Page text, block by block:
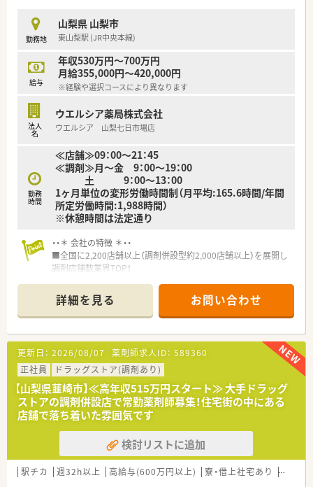
時短勤務ができるよう変更予定です。
■年間休日が120日とワークライフバランスが整っています
■日用品から常備薬まで、従業員割引制度など嬉しいメリットも
たくさんあります！
勤務地
山梨県 山梨市
東山梨駅 (JR中央本線)
給与
年収530万円～700万円
月給355,000円～420,000円
※経験や選択コースにより異なります
法人
名
ウエルシア薬局株式会社
ウエルシア 山梨七日市場店
勤務
時間
≪店舗≫09：00～21：45
≪調剤≫月～金 9：00～19：00
土 9：00～13：00
1ヶ月単位の変形労働時間制（月平均:165.6時間/年間
所定労働時間:1,988時間）
※休憩時間は法定通り
・・＊ 会社の特徴 ＊・・
■全国に2,200店舗以上（調剤併設型約2,000店舗以上）を展開し
調剤店舗数業界TOP！
頑張り次第で高給与も可能！
■経験や勤務コースによりますが、経験の少ない方でも500万前
半スタートと業界TOP水準！
■職種や職域に合わせ、豊富な社内研修や外部組織と連携した研
修を用意されています
■薬剤師が中心の会社だからこそ活躍できるキャリアパスが多
種多様に用意されています。
■店舗拡大に伴い、エリアマネジャーや営業部長等のマネジメン
トのポジションも増えます。
■在宅や教育等の専門性を活かせるスペシャリストを目指すこ
とも可能です。
■その他にも、管理部門や商品部門等の本社スタッフなど活動領
域は多種多様です。
■在宅実施店舗は年々増加しており、在宅医療へもしっかりと関
わる事ができます。
詳細を見る お問い合わせ
更新日： 2026/08/07 薬剤師求人ID： 589360
正社員
ドラッグストア(調剤あり)
【山梨県韮崎市】≪高年収515万円スタート≫ 大手ドラッグ
ストアの調剤併設店で常勤薬剤師募集！住宅街の中にある
店舗で落ち着いた雰囲気です
検討リストに追加
駅チカ 週32h以上 高給与(600万円以上) 寮・借上社宅あり 住宅補